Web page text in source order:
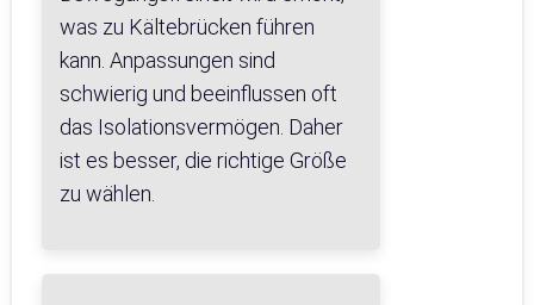
was zu Kältebrücken führen
kann. Anpassungen sind
schwierig und beeinflussen oft
das Isolationsvermögen. Daher
ist es besser, die richtige Größe
zu wählen.